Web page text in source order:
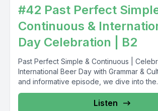
#42 Past Perfect
Continuous &
Day Celebration | B2
Past Perfect Simple & Continuous |
International Beer Day with Grammar & Culture! In
and informative episode, we dive into
Listen